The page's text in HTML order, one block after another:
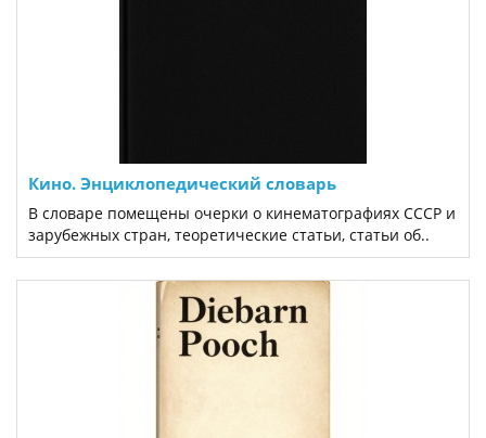
Кино. Энциклопедический словарь
В словаре помещены очерки о кинематографиях СССР и
зарубежных стран, теоретические статьи, статьи об..